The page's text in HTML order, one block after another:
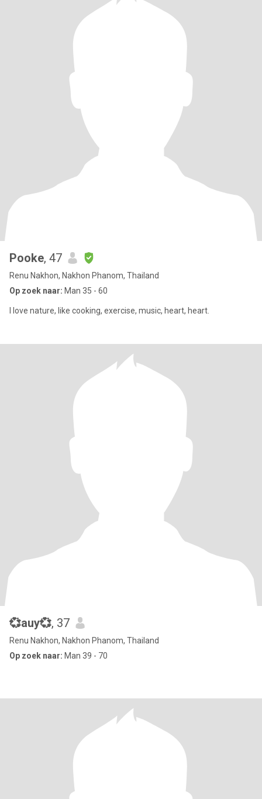
Pooke, 47
Renu Nakhon, Nakhon Phanom, Thailand
Op zoek naar: Man 35 - 60
I love nature, like cooking, exercise, music, heart, heart.
💞auy💞, 37
Renu Nakhon, Nakhon Phanom, Thailand
Op zoek naar: Man 39 - 70